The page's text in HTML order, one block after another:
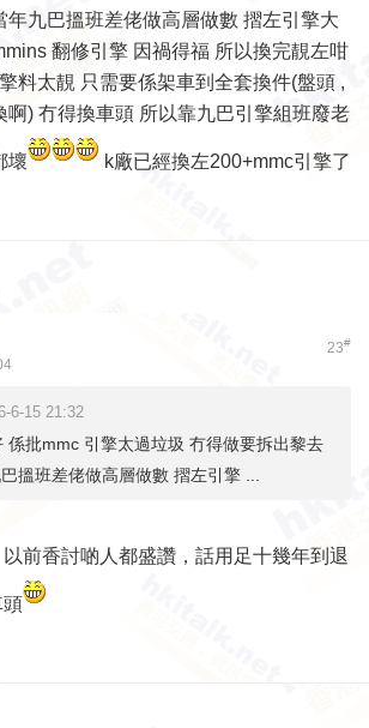
年九巴搵班差佬做高層做數 摺左引擎大
翻修引擎 因禍得福 所以換完靚左咁
料太靚 只需要係架車到全套換件(盤頭 ,
啊) 冇得換車頭 所以靠九巴引擎組班廢老
壞 k廠已經換左200+mmc引擎了
23#
6-15 21:32
係批mmc 引擎太過垃圾 冇得做要拆出黎去
搵班差佬做高層做數 摺左引擎 ...
前香討啲人都盛讚，話用足十幾年到退
頭